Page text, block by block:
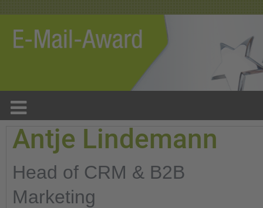
Antje Lindemann
Head of CRM & B2B
Marketing